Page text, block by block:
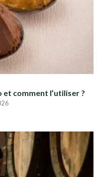
et comment l’utiliser ?